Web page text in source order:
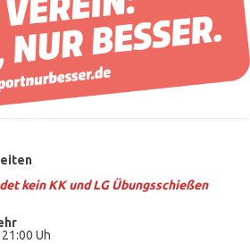
kein KK und LG Übungsschießen
Uh